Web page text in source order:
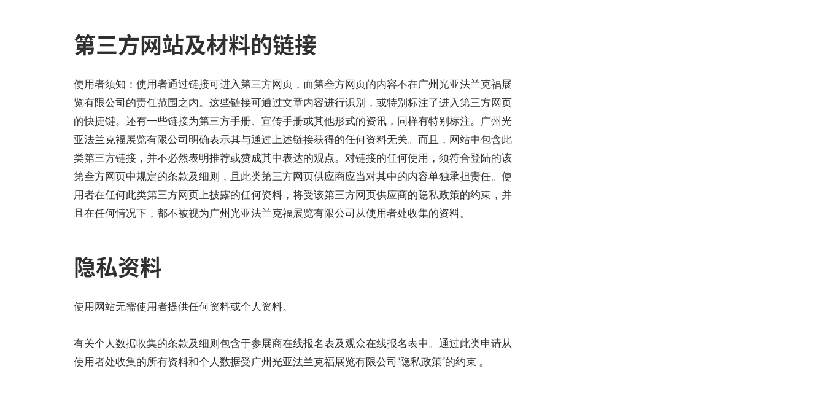
第三方网站及材料的链接
使用者须知：使用者通过链接可进入第三方网页，而第叁方网页的内容不在广州光亚法兰克福展
览有限公司的责任范围之内。这些链接可通过文章内容进行识别，或特别标注了进入第三方网页
的快捷键。还有一些链接为第三方手册、宣传手册或其他形式的资讯，同样有特别标注。广州光
亚法兰克福展览有限公司明确表示其与通过上述链接获得的任何资料无关。而且，网站中包含此
类第三方链接，并不必然表明推荐或赞成其中表达的观点。对链接的任何使用，须符合登陆的该
第叁方网页中规定的条款及细则，且此类第三方网页供应商应当对其中的内容单独承担责任。使
用者在任何此类第三方网页上披露的任何资料，将受该第三方网页供应商的隐私政策的约束，并
且在任何情况下，都不被视为广州光亚法兰克福展览有限公司从使用者处收集的资料。
隐私资料
使用网站无需使用者提供任何资料或个人资料。
有关个人数据收集的条款及细则包含于参展商在线报名表及观众在线报名表中。通过此类申请从
使用者处收集的所有资料和个人数据受广州光亚法兰克福展览有限公司“隐私政策”的约束 。